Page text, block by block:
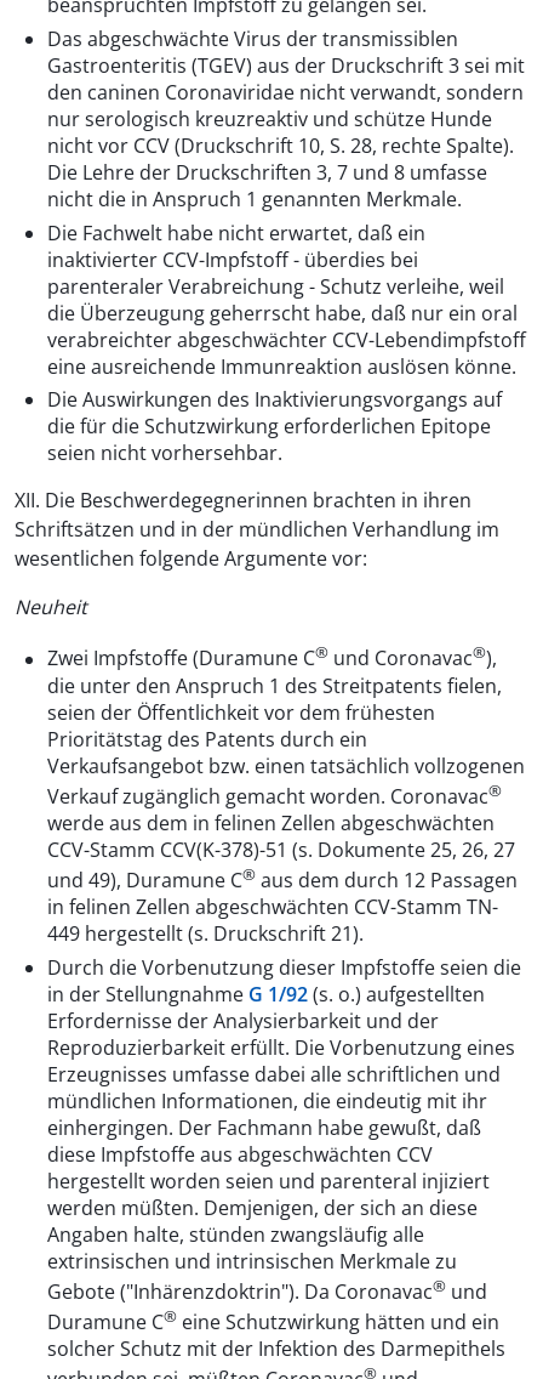
beanspruchten Impfstoff zu gelangen sei.
Das abgeschwächte Virus der transmissiblen
Gastroenteritis (TGEV) aus der Druckschrift 3 sei mit
den caninen Coronaviridae nicht verwandt, sondern
nur serologisch kreuzreaktiv und schütze Hunde
nicht vor CCV (Druckschrift 10, S. 28, rechte Spalte).
Die Lehre der Druckschriften 3, 7 und 8 umfasse
nicht die in Anspruch 1 genannten Merkmale.
Die Fachwelt habe nicht erwartet, daß ein
inaktivierter CCV-Impfstoff - überdies bei
parenteraler Verabreichung - Schutz verleihe, weil
die Überzeugung geherrscht habe, daß nur ein oral
verabreichter abgeschwächter CCV-Lebendimpfstoff
eine ausreichende Immunreaktion auslösen könne.
Die Auswirkungen des Inaktivierungsvorgangs auf
die für die Schutzwirkung erforderlichen Epitope
seien nicht vorhersehbar.
XII. Die Beschwerdegegnerinnen brachten in ihren
Schriftsätzen und in der mündlichen Verhandlung im
wesentlichen folgende Argumente vor:
Neuheit
Zwei Impfstoffe (Duramune C® und Coronavac®),
die unter den Anspruch 1 des Streitpatents fielen,
seien der Öffentlichkeit vor dem frühesten
Prioritätstag des Patents durch ein
Verkaufsangebot bzw. einen tatsächlich vollzogenen
Verkauf zugänglich gemacht worden. Coronavac®
werde aus dem in felinen Zellen abgeschwächten
CCV-Stamm CCV(K-378)-51 (s. Dokumente 25, 26, 27
und 49), Duramune C® aus dem durch 12 Passagen
in felinen Zellen abgeschwächten CCV-Stamm TN-
449 hergestellt (s. Druckschrift 21).
Durch die Vorbenutzung dieser Impfstoffe seien die
in der Stellungnahme G 1/92(s. o.) aufgestellten
Erfordernisse der Analysierbarkeit und der
Reproduzierbarkeit erfüllt. Die Vorbenutzung eines
Erzeugnisses umfasse dabei alle schriftlichen und
mündlichen Informationen, die eindeutig mit ihr
einhergingen. Der Fachmann habe gewußt, daß
diese Impfstoffe aus abgeschwächten CCV
hergestellt worden seien und parenteral injiziert
werden müßten. Demjenigen, der sich an diese
Angaben halte, stünden zwangsläufig alle
extrinsischen und intrinsischen Merkmale zu
Gebote ("Inhärenzdoktrin"). Da Coronavac® und
Duramune C® eine Schutzwirkung hätten und ein
solcher Schutz mit der Infektion des Darmepithels
®